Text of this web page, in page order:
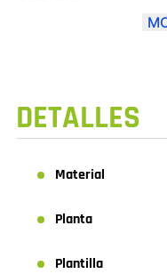
Disponibles en color
estos zapatos son
DETALLES
Material
Planta
Plantilla